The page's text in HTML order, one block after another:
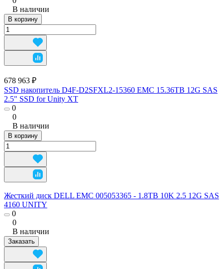
В наличии
В корзину
678 963 ₽
SSD накопитель D4F-D2SFXL2-15360 EMC 15.36TB 12G SAS
2.5" SSD for Unity XT
0
0
В наличии
В корзину
Жесткий диск DELL EMC 005053365 - 1.8TB 10K 2.5 12G SAS
4160 UNITY
0
0
В наличии
Заказать